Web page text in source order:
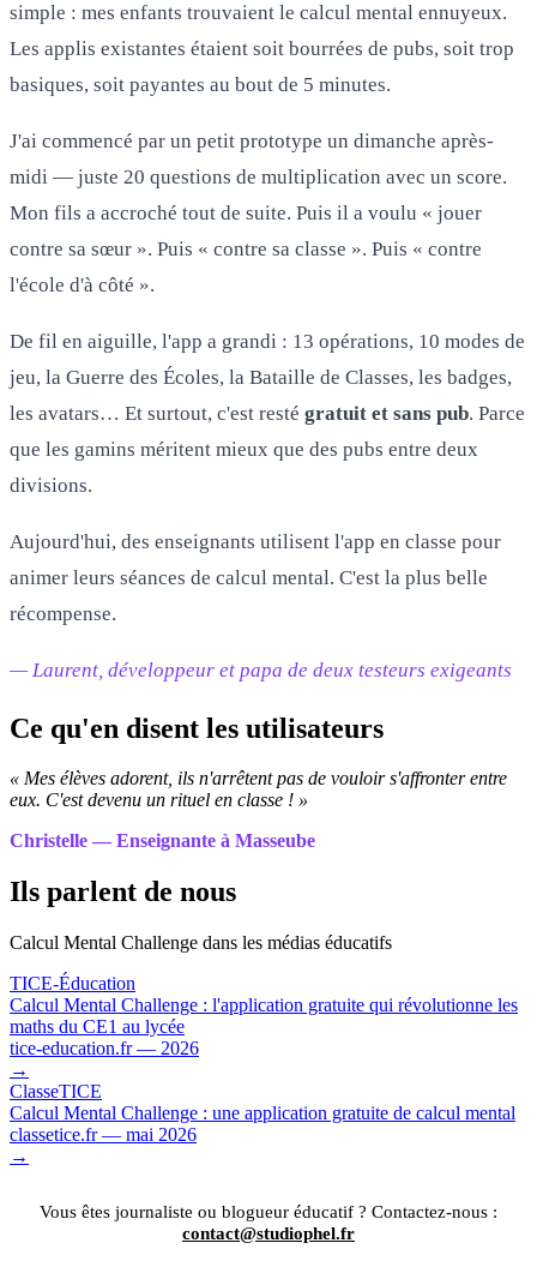
simple : mes enfants trouvaient le calcul mental ennuyeux.
Les applis existantes étaient soit bourrées de pubs, soit trop
basiques, soit payantes au bout de 5 minutes.
J'ai commencé par un petit prototype un dimanche après-
midi — juste 20 questions de multiplication avec un score.
Mon fils a accroché tout de suite. Puis il a voulu « jouer
contre sa sœur ». Puis « contre sa classe ». Puis « contre
l'école d'à côté ».
De fil en aiguille, l'app a grandi : 13 opérations, 10 modes de
jeu, la Guerre des Écoles, la Bataille de Classes, les badges,
les avatars… Et surtout, c'est resté gratuit et sans pub. Parce
que les gamins méritent mieux que des pubs entre deux
divisions.
Aujourd'hui, des enseignants utilisent l'app en classe pour
animer leurs séances de calcul mental. C'est la plus belle
récompense.
— Laurent, développeur et papa de deux testeurs exigeants
Ce qu'en disent les utilisateurs
« Mes élèves adorent, ils n'arrêtent pas de vouloir s'affronter entre
eux. C'est devenu un rituel en classe ! »
Christelle — Enseignante à Masseube
Ils parlent de nous
Calcul Mental Challenge dans les médias éducatifs
TICE-Éducation
Calcul Mental Challenge : l'application gratuite qui révolutionne les
maths du CE1 au lycée
tice-education.fr — 2026
→
ClasseTICE
Calcul Mental Challenge : une application gratuite de calcul mental
classetice.fr — mai 2026
→
Vous êtes journaliste ou blogueur éducatif ? Contactez-nous :
contact@studiophel.fr